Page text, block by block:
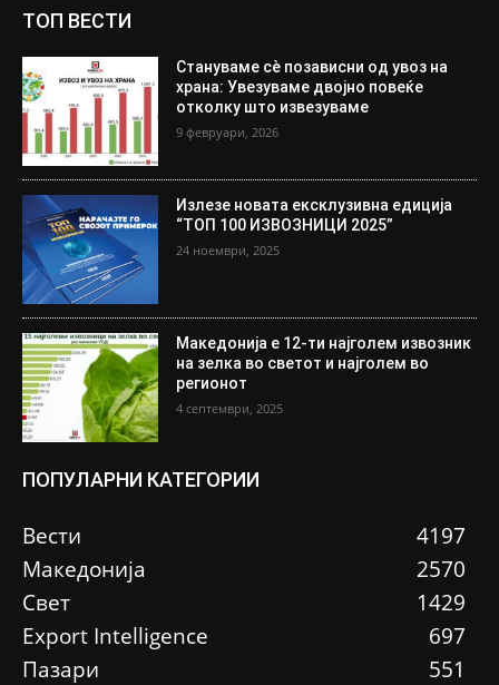
ТОП ВЕСТИ
Стануваме сè позависни од увоз на
храна: Увезуваме двојно повеќе
отколку што извезуваме
9 февруари, 2026
Излезе новата ексклузивна едиција
“ТОП 100 ИЗВОЗНИЦИ 2025”
24 ноември, 2025
Македонија е 12-ти најголем извозник
на зелка во светот и најголем во
регионот
4 септември, 2025
ПОПУЛАРНИ КАТЕГОРИИ
Вести
4197
Македонија
2570
Свет
1429
Еxport Intelligence
697
Пазари
551